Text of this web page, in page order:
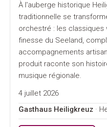
À l'auberge historique
traditionnelle se
orchestré : les classiques
finesse du Seeland,
accompagnements
produit raconte son
musique régionale.
4 juillet 2026
Gasthaus Heiligkreuz ·